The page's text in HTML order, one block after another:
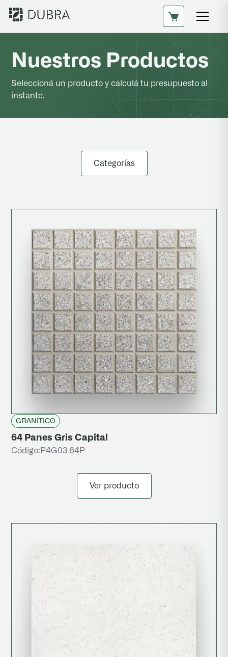
Nuestros Productos
Seleccioná un producto y calculá tu presupuesto al
instante.
Categorías
Calcáreo
Granítico
Mosaicos
Piedra Lavada
Piletas
Revestimiento
Señalización Vial
GRANÍTICO
64 Panes Gris Capital
Código: P4G03 64P
Ver producto